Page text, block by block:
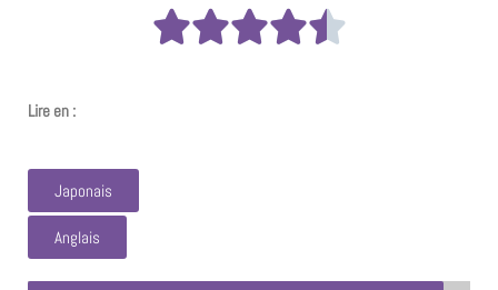
Lire en :
Japonais
Anglais